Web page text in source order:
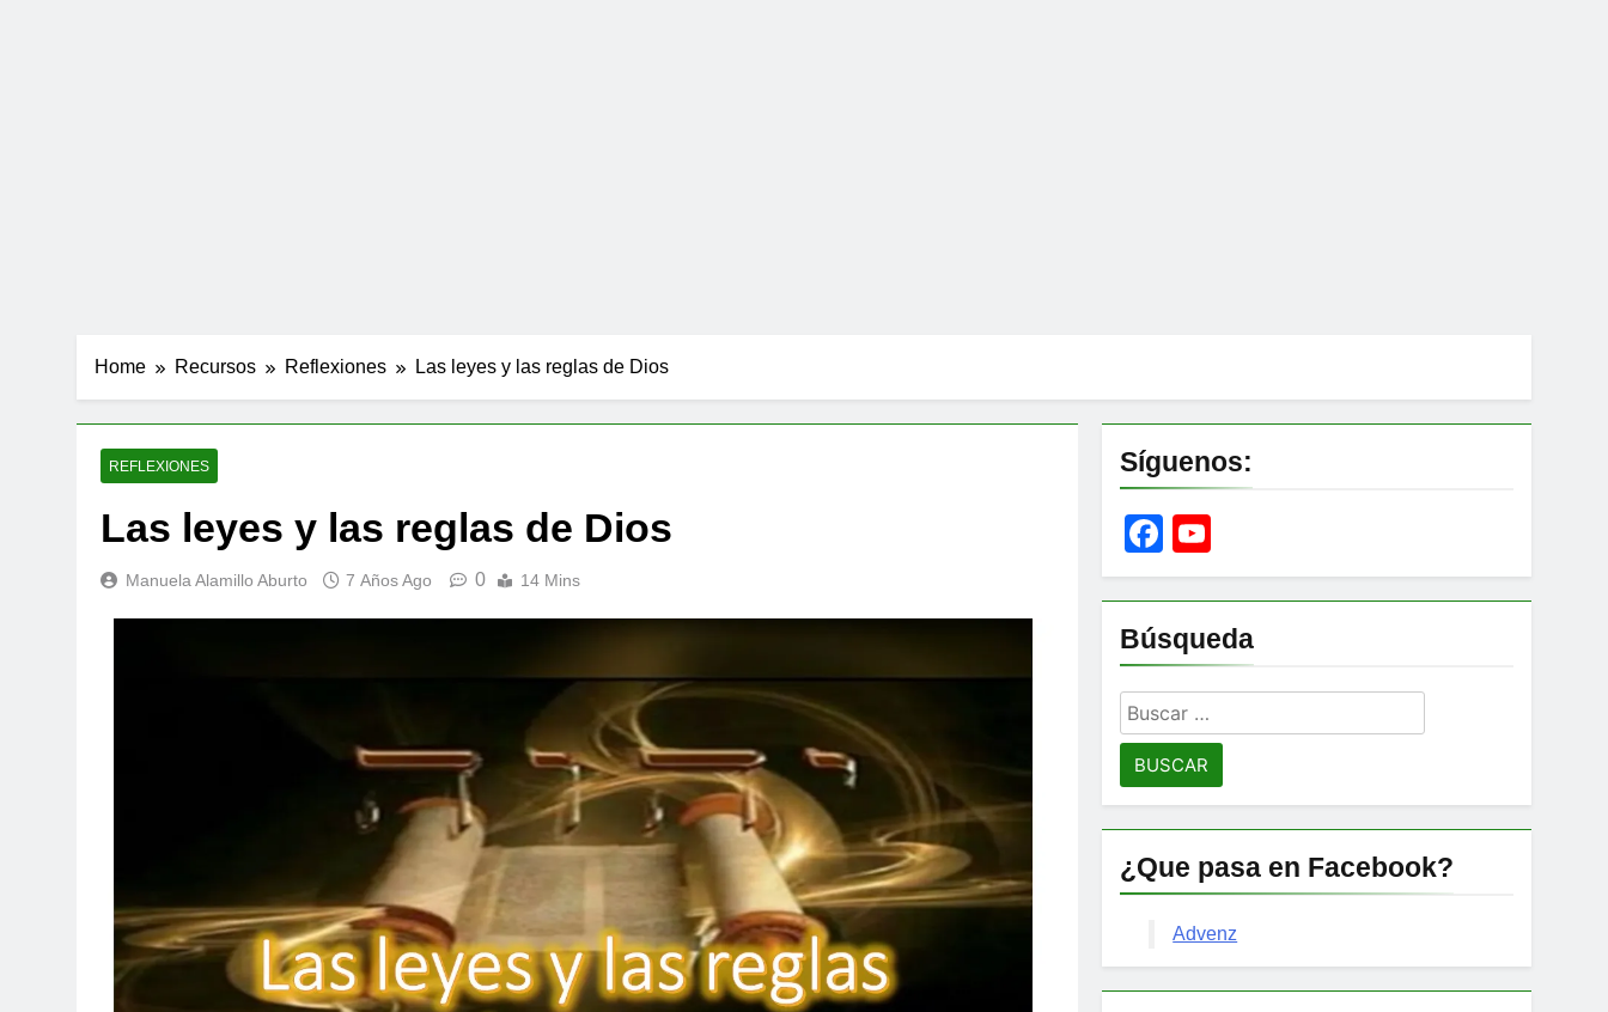
Home Recursos Reflexiones Las leyes y las reglas de Dios
REFLEXIONES
Las leyes y las reglas de Dios
Manuela Alamillo Aburto 7 Años Ago 0 14 Mins
Síguenos:
Facebook
Channel
Búsqueda
Buscar:
¿Que pasa en Facebook?
Advenz